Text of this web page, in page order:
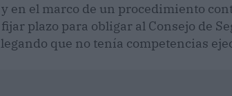
en el marco de un procedimiento
plazo para obligar al Consejo de
que no tenía competencias